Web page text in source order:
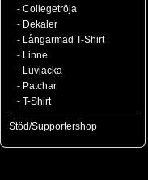
- Collegetröja
- Dekaler
- Långärmad T-Shirt
- Linne
- Luvjacka
- Patchar
- T-Shirt
Stöd/Supportershop